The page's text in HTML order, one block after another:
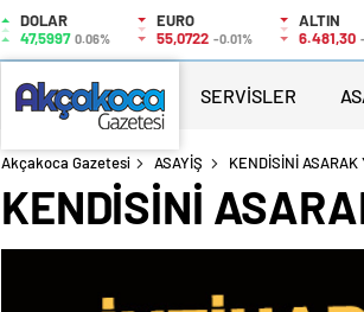
DOLAR
47,5997 0.06%
EURO
55,0722 -0.01%
ALTIN
6.481,30
SERVİSLER
Akçakoca Gazetesi ASAYİŞ KENDİSİNİ ASARAK
KENDİSİNİ